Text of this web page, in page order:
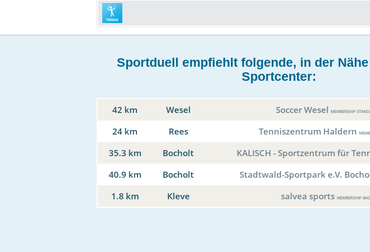
Sportduell empfiehlt folgende, in der
Sportcenter:
42 km Wesel Soccer Wesel MEMBERSHIP-
24 km Rees Tenniszentrum Haldern
35.3 km Bocholt KALISCH - Sportzentrum für
40.9 km Bocholt Stadtwald-Sportpark e.V.
1.8 km Kleve salvea sports MEMBERSHIP-
reset-set-
end-game-text